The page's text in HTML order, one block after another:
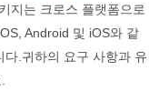
지는 크로스 플랫폼으로
Android 및 iOS와 같
.귀하의 요구 사항과 유